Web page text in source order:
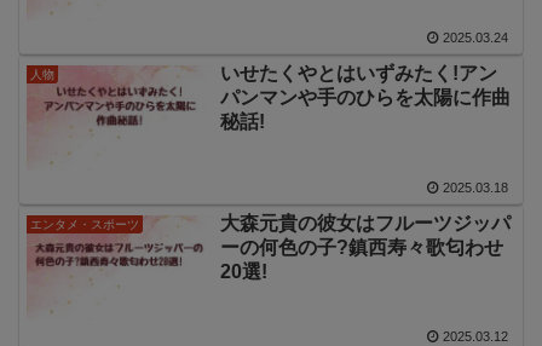
2025.03.24
人物
いせたくやとはいずみたく!アン
パンマンや手のひらを太陽に作曲
秘話!
2025.03.18
エンタメ・スポーツ
大森元貴の彼女はフルーツジッパ
ーの何色の子?鎮西寿々歌匂わせ
20選!
2025.03.12